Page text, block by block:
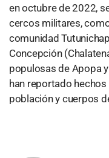
en octubre de 2022,
cercos militares,
comunidad
Concepción
populosas de Apopa
han reportado
población y cuerpos